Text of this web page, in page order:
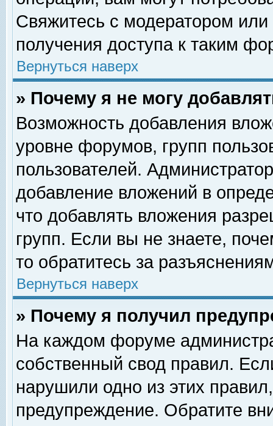
Свяжитесь с модератором
получения доступа к таким
Вернуться наверх
» Почему я не могу
Возможность добавления
уровне форумов, групп
пользователей.
добавление вложений в
что добавлять вложения
групп. Если вы не знаете,
то обратитесь за
Вернуться наверх
» Почему я получил
На каждом форуме
собственный свод правил.
нарушили одно из этих
предупреждение. Обратите